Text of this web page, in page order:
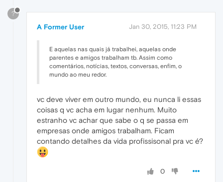
?
A Former User Jan 30, 2015, 11:23 PM
E aquelas nas quais já trabalhei, aquelas onde
parentes e amigos trabalham tb. Assim como
comentários, notícias, textos, conversas, enfim, o
mundo ao meu redor.
vc deve viver em outro mundo, eu nunca li essas
coisas q vc acha em lugar nenhum. Muito
estranho vc achar que sabe o q se passa em
empresas onde amigos trabalham. Ficam
contando detalhes da vida profissisonal pra vc é?
0